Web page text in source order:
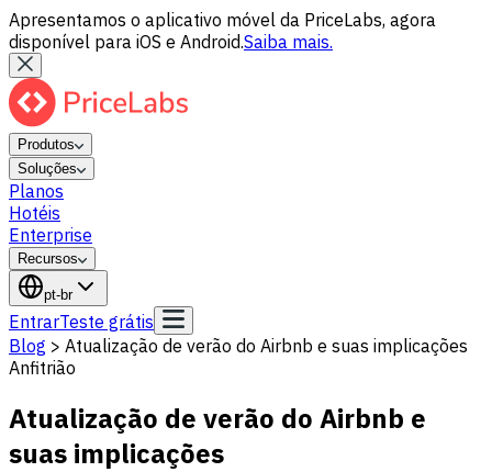
Apresentamos o aplicativo móvel da PriceLabs, agora
disponível para iOS e Android.Saiba mais.
Produtos
Soluções
Planos
Hotéis
Enterprise
Recursos
pt-br
EntrarTeste grátis
Blog > Atualização de verão do Airbnb e suas implicações
Anfitrião
Atualização de verão do Airbnb e
suas implicações